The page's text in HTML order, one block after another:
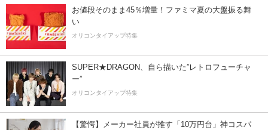
お値段そのまま45％増量！ファミマ夏の大盤振る舞
い
オリコンタイアップ特集
SUPER★DRAGON、自ら描いた”レトロフューチャ
ー”
オリコンタイアップ特集
【驚愕】メーカー社員が推す「10万円台」神コスパ